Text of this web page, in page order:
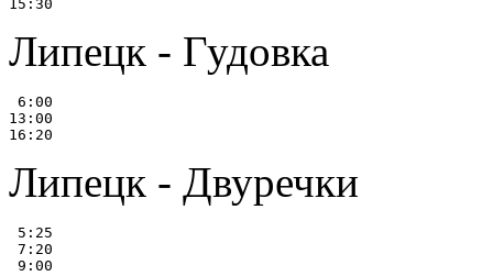
Липецк - Гудовка
6:00
13:00
Липецк - Двуречки
5:25
7:20
9:00